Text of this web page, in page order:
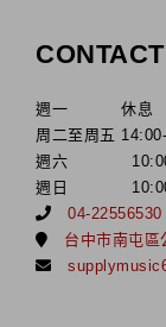
週一 休息
周二至周五
週六 10:00-
週日 10:00-
04-22556530
台中市南屯區